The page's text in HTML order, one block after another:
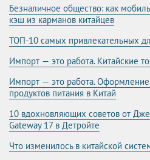
Безналичное общество: как
кэш из карманов китайцев
ТОП-10 самых привлекательных
Импорт — это работа. Китайские
Импорт — это работа.
продуктов питания в Китай
10 вдохновляющих советов от
Gateway 17 в Детройте
Что изменилось в китайской